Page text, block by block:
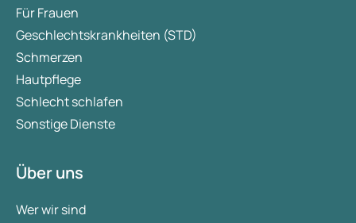
Für Frauen
Geschlechtskrankheiten (STD)
Schmerzen
Hautpflege
Schlecht schlafen
Sonstige Dienste
Über uns
Wer wir sind